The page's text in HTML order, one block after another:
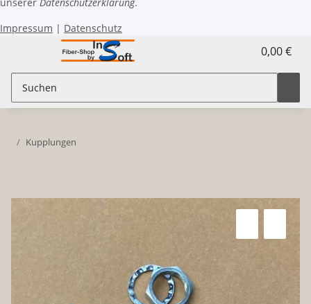
Impressum | Datenschutz
0,00 €
Kupplungen